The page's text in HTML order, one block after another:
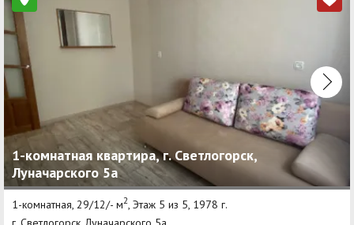
1-комнатная квартира, г. Светлогорск,
Луначарского 5а
1-комнатная, 29/12/- м2 , Этаж 5 из 5, 1978 г.